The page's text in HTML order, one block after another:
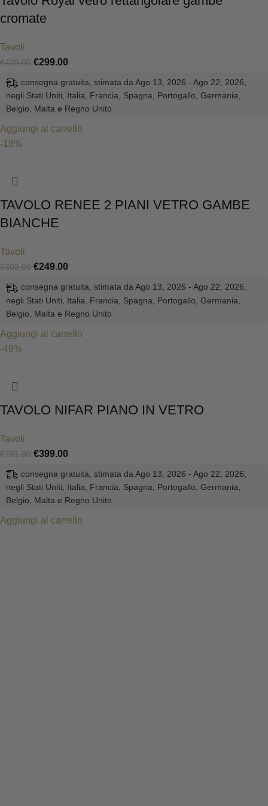
cromate
Tavoli
€439.00 €299.00
consegna gratuita, stimata da Ago 13, 2026 - Ago 22, 2026,
negli Stati Uniti, Italia, Francia, Spagna, Portogallo, Germania,
Belgio, Malta e Regno Unito
Aggiungi al carrello
-18%
TAVOLO RENEE 2 PIANI VETRO GAMBE
BIANCHE
Tavoli
€302.00 €249.00
consegna gratuita, stimata da Ago 13, 2026 - Ago 22, 2026,
negli Stati Uniti, Italia, Francia, Spagna, Portogallo, Germania,
Belgio, Malta e Regno Unito
Aggiungi al carrello
-49%
TAVOLO NIFAR PIANO IN VETRO
Tavoli
€781.00 €399.00
consegna gratuita, stimata da Ago 13, 2026 - Ago 22, 2026,
negli Stati Uniti, Italia, Francia, Spagna, Portogallo, Germania,
Belgio, Malta e Regno Unito
Aggiungi al carrello